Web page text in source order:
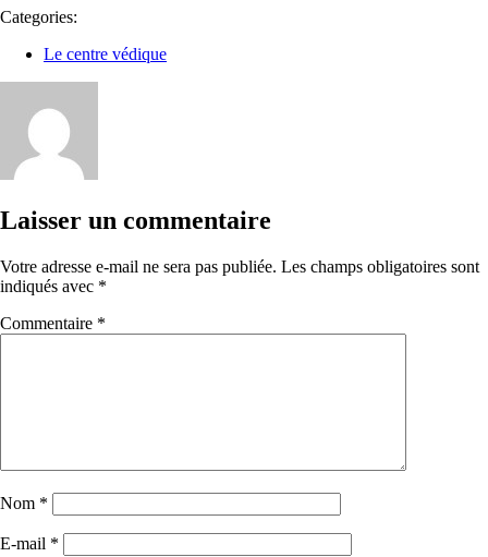
Categories:
Le centre védique
Laisser un commentaire
Votre adresse e-mail ne sera pas publiée. Les champs obligatoires sont
indiqués avec *
Commentaire *
Nom *
E-mail *